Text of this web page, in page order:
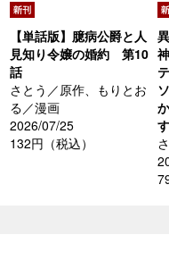
【単話版】臆病公爵と人
見知り令嬢の婚約 第10
話
さとう／原作、もりとお
る／漫画
2026/07/25
132円（税込）